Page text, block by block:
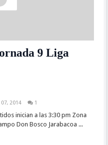
9 Liga
2014 1
inician a las 3:30 pm Zona
Don Bosco Jarabacoa ...